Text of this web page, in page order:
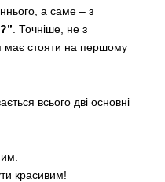
а саме – з
. Точніше, не з
має стояти на першому
всього дві основні
красивим!